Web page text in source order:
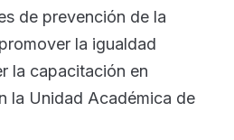
de prevención de la
la igualdad
la capacitación en
la Unidad Académica de